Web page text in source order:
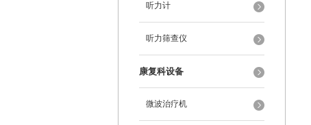
听力计
听力筛查仪
康复科设备
微波治疗机